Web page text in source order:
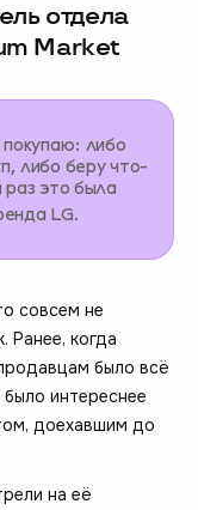
отдела
Market
либо
либо беру что-
раз это была
LG.
совсем не
Ранее, когда
было всё
интереснее
доехавшим до
на её